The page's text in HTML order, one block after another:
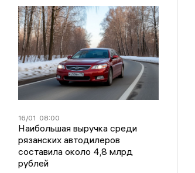
16/01 08:00
Наибольшая выручка среди
рязанских автодилеров
составила около 4,8 млрд
рублей